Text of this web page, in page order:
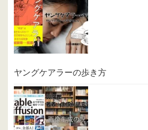
ヤングケアラーの歩き方